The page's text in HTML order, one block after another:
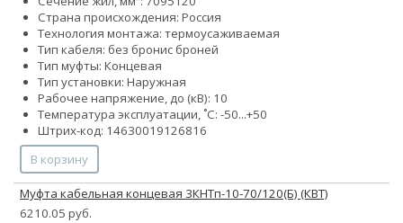
Страна происхождения: Россия
Технология монтажа: термоусаживаемая
Тип кабеля: без бронис броней
Тип муфты: Концевая
Тип установки: Наружная
Рабочее напряжение, до (кВ): 10
Температура эксплуатации, ˚С: -50...+50
Штрих-код: 14630019126816
В корзину
Муфта кабельная концевая 3КНТп-10-70/120(Б) (КВТ)
6210.05 руб.